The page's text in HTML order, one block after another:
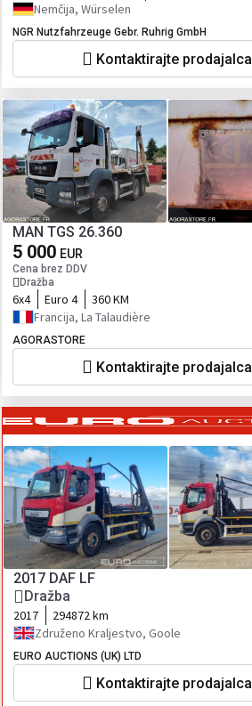
Nemčija, Würselen
NGR Nutzfahrzeuge Gebr. Ruhrig GmbH
Kontaktirajte prodajalca
MAN TGS 26.360
5 000 EUR
Cena brez DDV
Dražba
6x4 Euro 4
360 KM
Francija, La Talaudière
AGORASTORE
Kontaktirajte prodajalca
2017 DAF LF
Dražba
2017
294872 km
Združeno Kraljestvo, Goole
EURO AUCTIONS (UK) LTD
Kontaktirajte prodajalca